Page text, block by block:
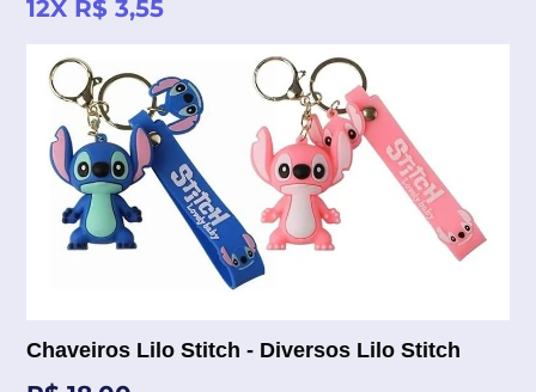
12X R$ 3,55
Chaveiros Lilo Stitch - Diversos Lilo Stitch
Preço